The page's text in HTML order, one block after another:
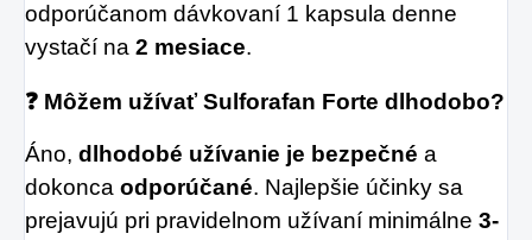
odporúčanom dávkovaní 1 kapsula denne
vystačí na 2 mesiace.
❓ Môžem užívať Sulforafan Forte dlhodobo?
Áno, dlhodobé užívanie je bezpečné a
dokonca odporúčané. Najlepšie účinky sa
prejavujú pri pravidelnom užívaní minimálne 3-